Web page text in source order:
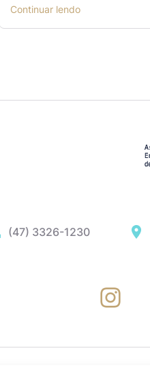
Continuar lendo
(47) 3326-1230